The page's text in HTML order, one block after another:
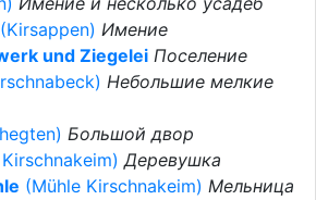
(Kirsappen) Имение
und Ziegelei Поселение
Небольшие мелкие
Большой двор
Деревушка
(Mühle Kirschnakeim) Мельница